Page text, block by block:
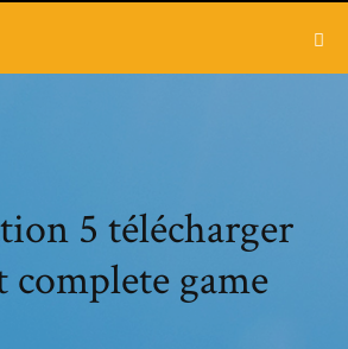
5 télécharger
game